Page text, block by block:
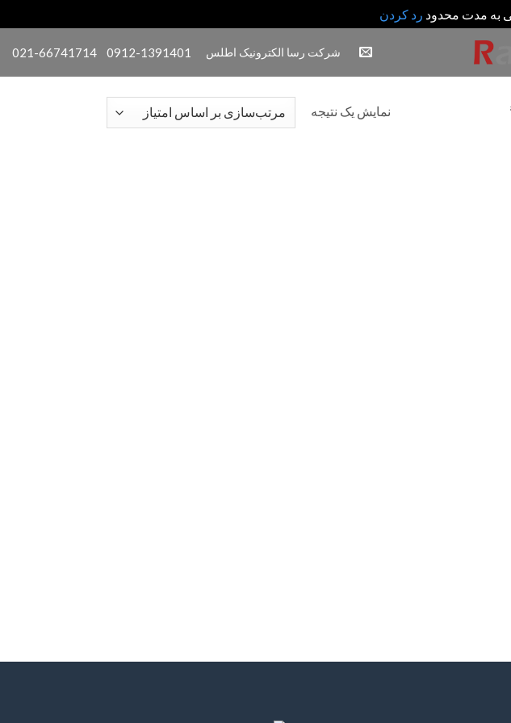
به مدت محدود رد کردن
شرکت رسا الکترونیک اطلس 0912-1391401
021-66741714
نمایش یک نتیجه